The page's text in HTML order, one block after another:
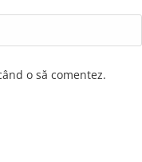
o să comentez.